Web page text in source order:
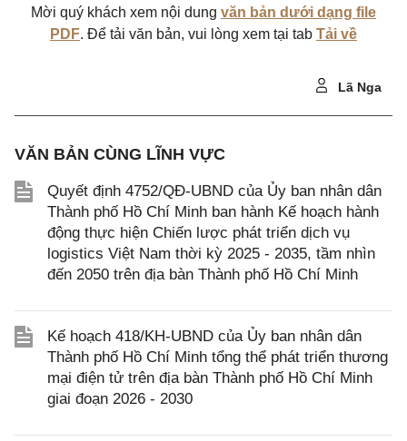
Mời quý khách xem nội dung văn bản dưới dạng file
PDF. Để tải văn bản, vui lòng xem tại tab Tải về
Lã Nga
VĂN BẢN CÙNG LĨNH VỰC
Quyết định 4752/QĐ-UBND của Ủy ban nhân dân
Thành phố Hồ Chí Minh ban hành Kế hoạch hành
động thực hiện Chiến lược phát triển dịch vụ
logistics Việt Nam thời kỳ 2025 - 2035, tầm nhìn
đến 2050 trên địa bàn Thành phố Hồ Chí Minh
Kế hoạch 418/KH-UBND của Ủy ban nhân dân
Thành phố Hồ Chí Minh tổng thể phát triển thương
mại điện tử trên địa bàn Thành phố Hồ Chí Minh
giai đoạn 2026 - 2030